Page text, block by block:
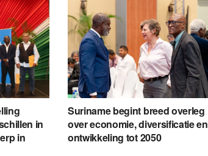
in
in
Suriname begint breed overleg
over economie, diversificatie en
ontwikkeling tot 2050